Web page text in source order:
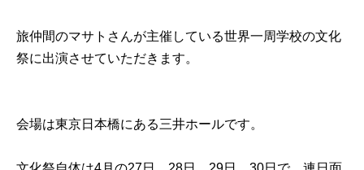
旅仲間のマサトさんが主催している世界一周学校の文化
祭に出演させていただきます。
会場は東京日本橋にある三井ホールです。